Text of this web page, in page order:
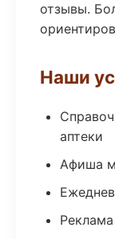
отзывы.
Наши
аптеки
Афиша